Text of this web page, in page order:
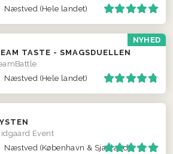
Næstved (Hele landet)
NYHED
TASTE - SMAGSDUELLEN
Næstved (Hele landet)
Event
Næstved (København & Sjælland)